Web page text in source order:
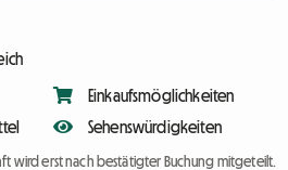
Einkaufsmöglichkeiten
Sehenswürdigkeiten
wird erst nach bestätigter Buchung mitgeteilt.